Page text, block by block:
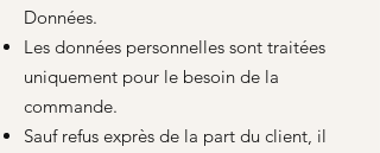
Données.
Les données personnelles sont traitées
uniquement pour le besoin de la
commande.
Sauf refus exprès de la part du client, il